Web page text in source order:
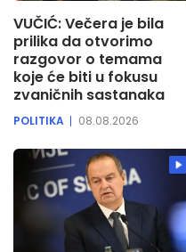
VUČIĆ: Večera je bila
prilika da otvorimo
razgovor o temama
koje će biti u fokusu
zvaničnih sastanaka
POLITIKA 08.08.2026